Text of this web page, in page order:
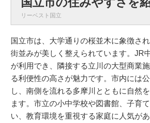
リーベスト国立
国立市は、大学通りの桜並木に象徴され
街並みが美しく整えられています。JR
が利用でき、隣接する立川の大型商業
る利便性の高さが魅力です。市内には
し、南側を流れる多摩川とともに自然
ます。市立の小中学校や図書館、子育
い、教育環境を重視する家庭に人気が